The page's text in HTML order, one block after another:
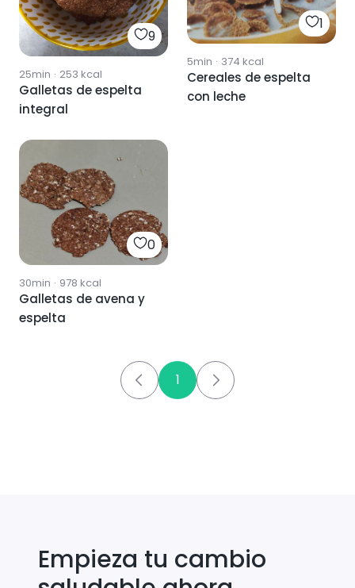
9
25min · 253 kcal
Galletas de espelta
integral
1
5min · 374 kcal
Cereales de espelta
con leche
0
30min · 978 kcal
Galletas de avena y
espelta
1
Empieza tu cambio